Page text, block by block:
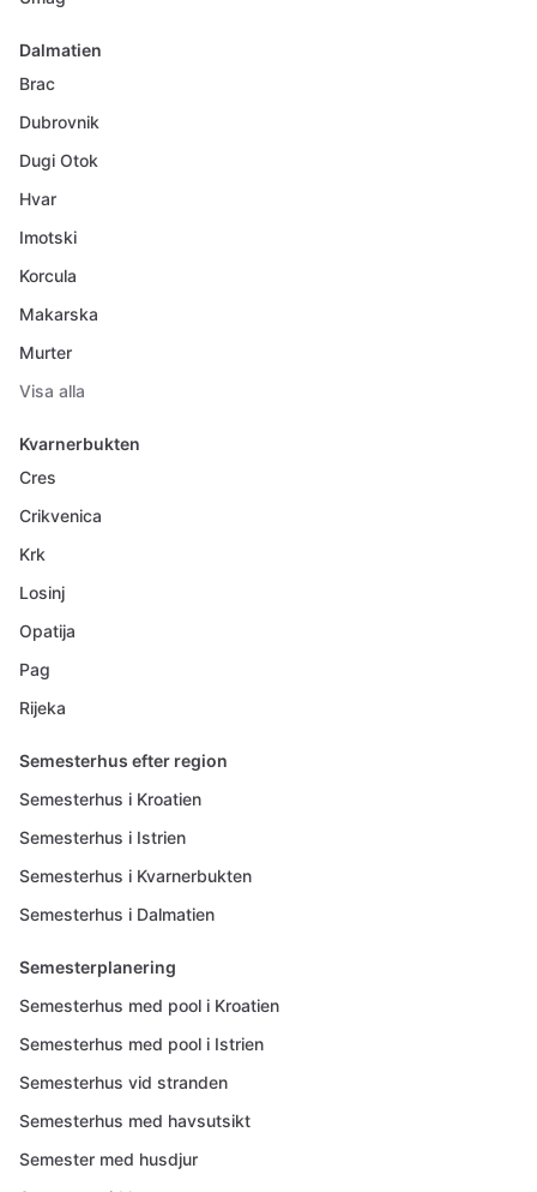
Dalmatien
Brac
Dubrovnik
Dugi Otok
Hvar
Imotski
Korcula
Makarska
Murter
Visa alla
Kvarnerbukten
Cres
Crikvenica
Krk
Losinj
Opatija
Pag
Rijeka
Semesterhus efter region
Semesterhus i Kroatien
Semesterhus i Istrien
Semesterhus i Kvarnerbukten
Semesterhus i Dalmatien
Semesterplanering
Semesterhus med pool i Kroatien
Semesterhus med pool i Istrien
Semesterhus vid stranden
Semesterhus med havsutsikt
Semester med husdjur